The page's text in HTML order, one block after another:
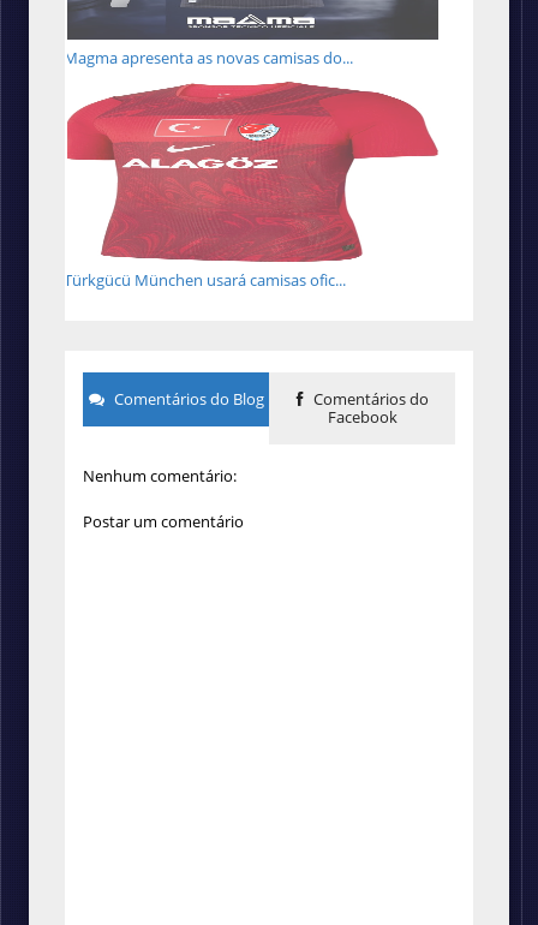
Magma apresenta as novas camisas do...
Türkgücü München usará camisas ofic...
Comentários do Blog
Comentários do
Facebook
Nenhum comentário:
Postar um comentário